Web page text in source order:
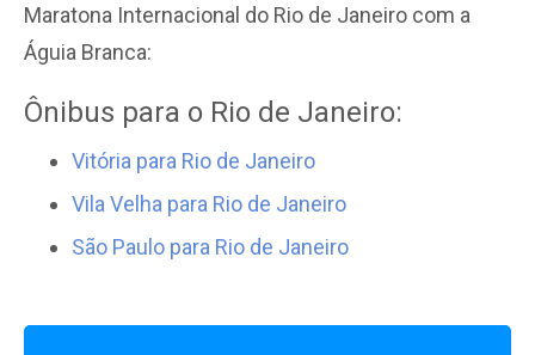
Maratona Internacional do Rio de Janeiro com a
Águia Branca:
Ônibus para o Rio de Janeiro:
Vitória para Rio de Janeiro
Vila Velha para Rio de Janeiro
São Paulo para Rio de Janeiro